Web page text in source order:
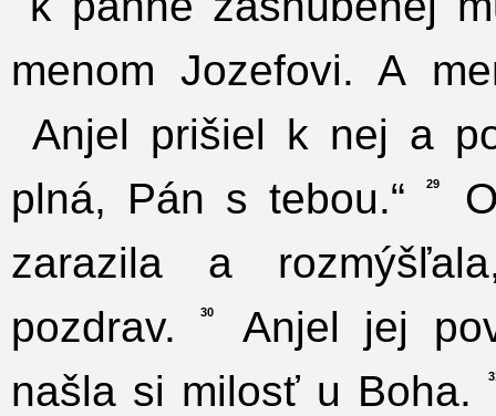
menom Jozefovi. A
Anjel prišiel k nej a
plná, Pán s tebou.“
29
zarazila a
pozdrav.
30
Anjel jej
našla si milosť u Boha.